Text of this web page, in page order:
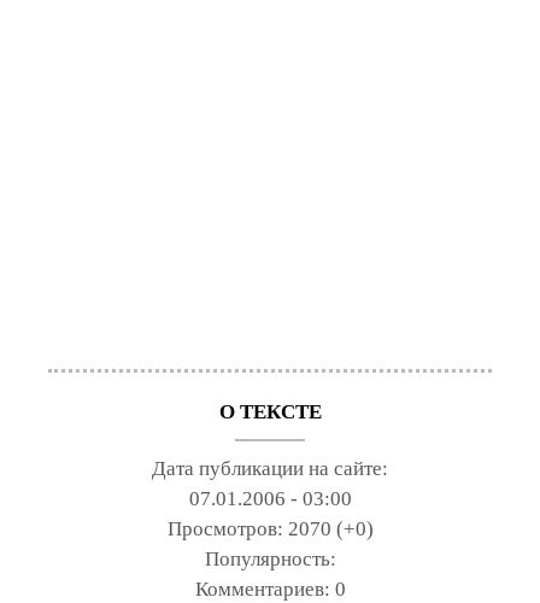
О ТЕКСТЕ
Дата публикации на сайте:
07.01.2006 - 03:00
Просмотров: 2070 (+0)
Популярность:
Комментариев: 0